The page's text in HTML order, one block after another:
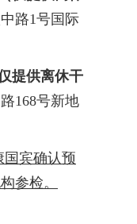
路1号国际
仅提供离休干
168号新地
国宾确认预
参检。